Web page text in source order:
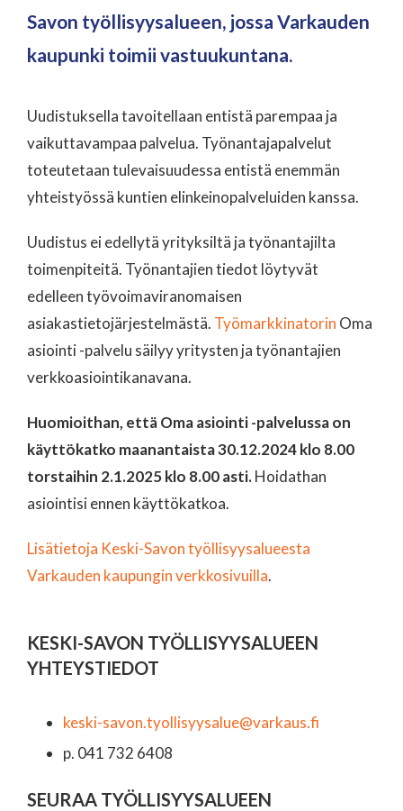
Savon työllisyysalueen, jossa Varkauden
kaupunki toimii vastuukuntana.
Uudistuksella tavoitellaan entistä parempaa ja
vaikuttavampaa palvelua. Työnantajapalvelut
toteutetaan tulevaisuudessa entistä enemmän
yhteistyössä kuntien elinkeinopalveluiden kanssa.
Uudistus ei edellytä yrityksiltä ja työnantajilta
toimenpiteitä. Työnantajien tiedot löytyvät
edelleen työvoimaviranomaisen
asiakastietojärjestelmästä. Työmarkkinatorin Oma
asiointi -palvelu säilyy yritysten ja työnantajien
verkkoasiointikanavana.
Huomioithan, että Oma asiointi -palvelussa on
käyttökatko maanantaista 30.12.2024 klo 8.00
torstaihin 2.1.2025 klo 8.00 asti.Hoidathan
asiointisi ennen käyttökatkoa.
Lisätietoja Keski-Savon työllisyysalueesta
Varkauden kaupungin verkkosivuilla.
KESKI-SAVON TYÖLLISYYSALUEEN
YHTEYSTIEDOT
keski-savon.tyollisyysalue@varkaus.fi
p. 041 732 6408
SEURAA TYÖLLISYYSALUEEN